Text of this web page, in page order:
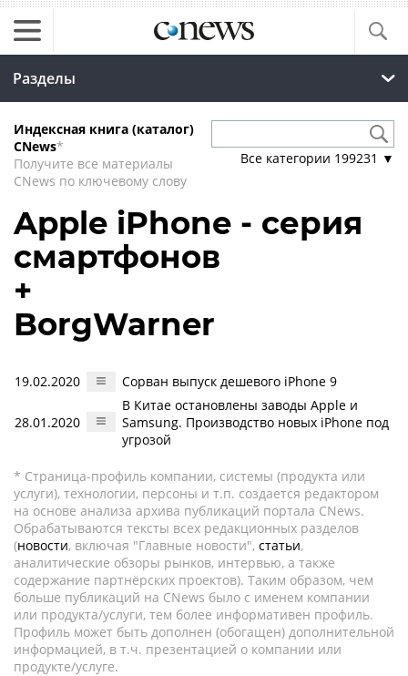
Разделы
Индексная книга (каталог)
CNews*
Получите все материалы
CNews по ключевому слову
Все категории 199231 ▼
Apple iPhone - серия
смартфонов
+
BorgWarner
19.02.2020 Сорван выпуск дешевого iPhone 9
28.01.2020
В Китае остановлены заводы Apple и
Samsung. Производство новых iPhone под
угрозой
* Страница-профиль компании, системы (продукта или
услуги), технологии, персоны и т.п. создается редактором
на основе анализа архива публикаций портала CNews.
Обрабатываются тексты всех редакционных разделов
(новости, включая "Главные новости", статьи,
аналитические обзоры рынков, интервью, а также
содержание партнёрских проектов). Таким образом, чем
больше публикаций на CNews было с именем компании
или продукта/услуги, тем более информативен профиль.
Профиль может быть дополнен (обогащен) дополнительной
информацией, в т.ч. презентацией о компании или
продукте/услуге.